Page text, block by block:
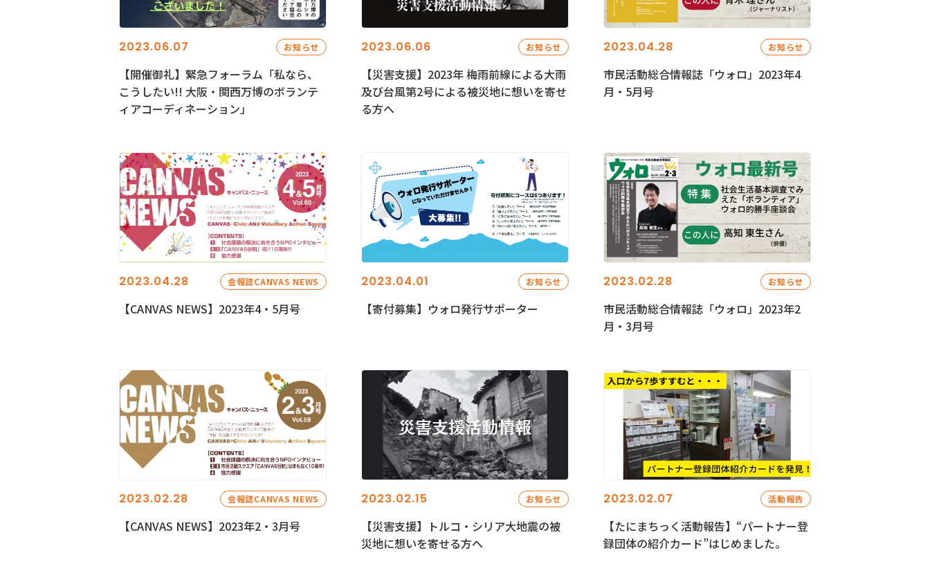
2023.06.07 お知らせ
【開催御礼】緊急フォーラム「私なら、
こうしたい!! 大阪・関西万博のボランテ
ィアコーディネーション」
2023.06.06 お知らせ
【災害支援】2023年 梅雨前線による大雨
及び台風第2号による被災地に想いを寄せ
る方へ
2023.04.28 お知らせ
市民活動総合情報誌「ウォロ」2023年4
月・5月号
2023.04.28 会報誌CANVAS NEWS
【CANVAS NEWS】2023年4・5月号
2023.04.01 お知らせ
【寄付募集】ウォロ発行サポーター
2023.02.28 お知らせ
市民活動総合情報誌「ウォロ」2023年2
月・3月号
2023.02.28 会報誌CANVAS NEWS
【CANVAS NEWS】2023年2・3月号
2023.02.15 お知らせ
【災害支援】トルコ・シリア大地震の被
災地に想いを寄せる方へ
2023.02.07 活動報告
【たにまちっく活動報告】“パートナー登
録団体の紹介カード”はじめました。